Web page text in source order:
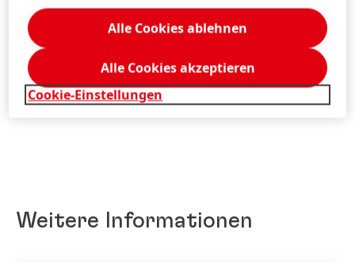
corporate.communicationsaustria@henke
Zu meiner Sammlung hinzufügen
Weitere Informationen
Cookie-Einstellungen
Alle Cookies ablehnen
Alle Cookies akzeptieren